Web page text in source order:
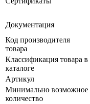
Документация
Код производителя
товара
Классификация товара в
каталоге
Артикул
Минимально возможное
количество